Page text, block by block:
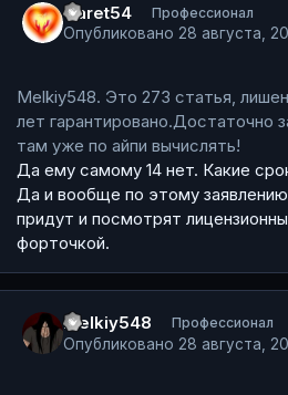
Garet54 Профессионал
Опубликовано 28 августа,
Melkiy548. Это 273 статья,
лет гарантировано.Достаточно
там уже по айпи вычислять!
Да ему самому 14 нет. Какие
Да и вообще по этому
придут и посмотрят
форточкой.
melkiy548 Профессионал
Опубликовано 28 августа,